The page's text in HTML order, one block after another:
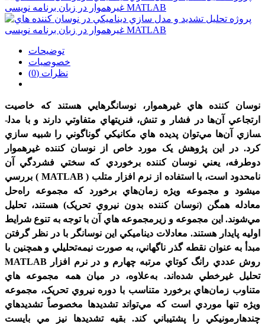
توضیحات
خصوصیات
نظرات (0)
نوسان­ کننده ­هاي غيرهموار، نوسانگر­هايي هستند که خاصيت
ارتجاعي آن‌ها در فشار و تنش، فنريت­هاي متفاوتي دارند و با مدل­
سازي آن‌ها مي‌توان پديده ­هاي مکانيکي گوناگوني را شبيه ­سازي
کرد. در اين پژوهش يک مورد خاص از نوسان­ کننده غيرهموار
دوطرفه، يعني نوسان­ کننده برخوردي که سختي فشردگي آن
نامحدود است، با استفاده از نرم افزار متلب ( MATLAB ) بررسي
مي­شود و مجموعه ويژه زمان‌هاي برخورد که مجموعه راه‌حل
معادله همگن (نوسان­ کننده بدون نيروي تحريک) هستند، تحليل
مي‌شوند. اين مجموعه و زيرمجموعه ­هاي آن با توجه به تنوع شرايط
اوليه پايدار هستند. معادلات ديناميکي اين نوسان­گر با در نظر گرفتن
مبدأ به عنوان نقطه گذر ناگهاني، به صورت نيمه‌تحليلي و همچنين با
روش عددي رانگ کوتاي مرتبه چهارم و در نرم افزار MATLAB
تحليل غيرخطي شده‌اند. به‌علاوه، در ميان همه مجموعه­ هاي
متناوب زمان‌هاي برخورد متناسب با دوره نيروي تحريک، مجموعه
ويژه تنها موردي است که مي‌تواند تشديد­ها مخصوصاً تشديدهاي
چندهارمونيکي را پشتيباني کند. بقيه تشديدها نيز مي­ بايست